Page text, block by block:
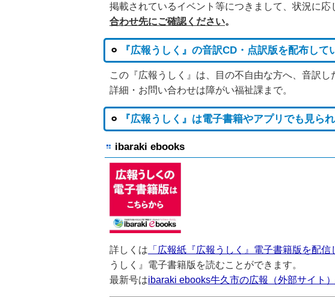
掲載されているイベント等につきまして、状況に応
合わせ先にご確認ください。
『広報うしく』の音訳CD・点訳版を配布して
この『広報うしく』は、目の不自由な方へ、音訳し
詳細・お問い合わせは障がい福祉課まで。
『広報うしく』は電子書籍やアプリでも見ら
ibaraki ebooks
詳しくは 「広報紙『広報うしく』電子書籍版を配信
うしく』電子書籍版を読むことができます。
最新号はibaraki ebooks牛久市の広報（外部サイト）